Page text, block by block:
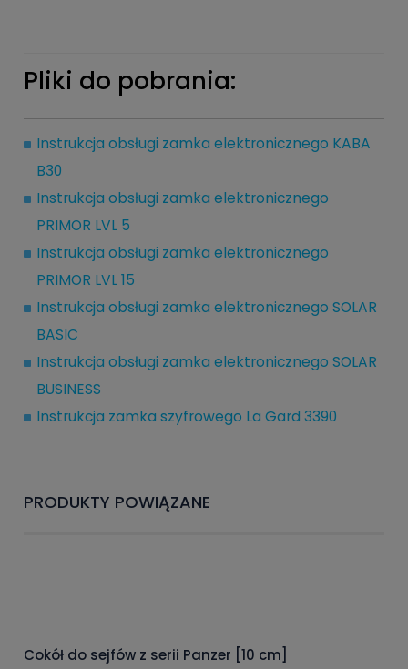
Pliki do pobrania:
Instrukcja obsługi zamka elektronicznego KABA
B30
Instrukcja obsługi zamka elektronicznego
PRIMOR LVL 5
Instrukcja obsługi zamka elektronicznego
PRIMOR LVL 15
Instrukcja obsługi zamka elektronicznego SOLAR
BASIC
Instrukcja obsługi zamka elektronicznego SOLAR
BUSINESS
Instrukcja zamka szyfrowego La Gard 3390
PRODUKTY POWIĄZANE
Cokół do sejfów z serii Panzer [10 cm]